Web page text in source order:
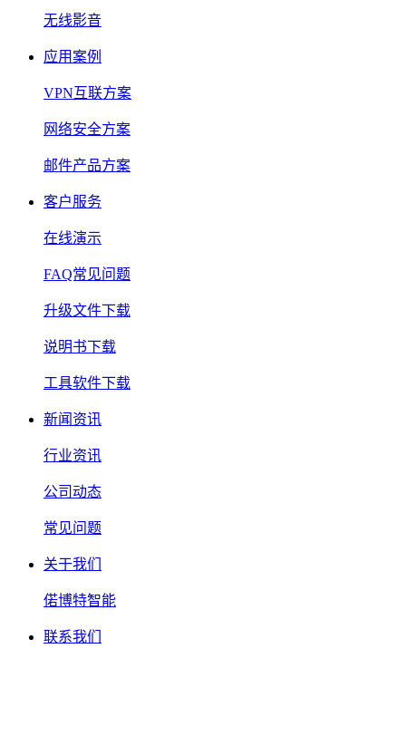
无线影音
应用案例
VPN互联方案
网络安全方案
邮件产品方案
客户服务
在线演示
FAQ常见问题
升级文件下载
说明书下载
工具软件下载
新闻资讯
行业资讯
公司动态
常见问题
关于我们
偌博特智能
联系我们